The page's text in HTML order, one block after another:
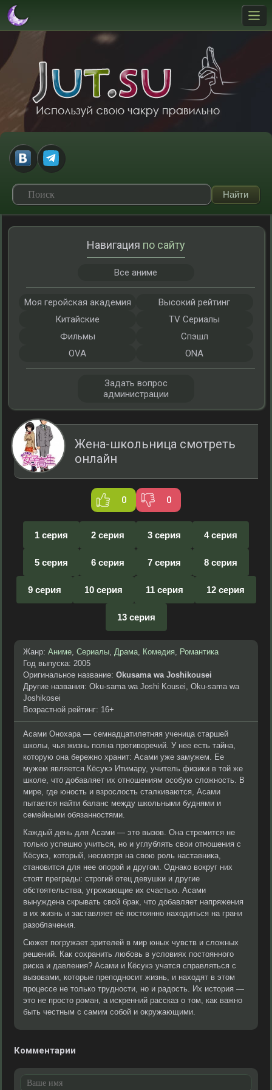
Жена-школьница смотреть
онлайн
0 0
1 серия 2 серия 3 серия 4 серия
5 серия 6 серия 7 серия 8 серия
9 серия 10 серия 11 серия 12 серия
13 серия
Жанр: Аниме, Сериалы, Драма, Комедия, Романтика
Год выпуска: 2005
Оригинальное название: Okusama wa Joshikousei
Другие названия: Oku-sama wa Joshi Kousei, Oku-sama wa
Joshikosei
Возрастной рейтинг: 16+
Асами Онохара — семнадцатилетняя ученица старшей
школы, чья жизнь полна противоречий. У нее есть тайна,
которую она бережно хранит: Асами уже замужем. Ее
мужем является Кёсукэ Итимару, учитель физики в той же
школе, что добавляет их отношениям особую сложность. В
мире, где юность и взрослость сталкиваются, Асами
пытается найти баланс между школьными буднями и
семейными обязанностями.
Каждый день для Асами — это вызов. Она стремится не
только успешно учиться, но и углублять свои отношения с
Кёсукэ, который, несмотря на свою роль наставника,
становится для нее опорой и другом. Однако вокруг них
стоят преграды: строгий отец девушки и другие
обстоятельства, угрожающие их счастью. Асами
вынуждена скрывать свой брак, что добавляет напряжения
в их жизнь и заставляет её постоянно находиться на грани
разоблачения.
Сюжет погружает зрителей в мир юных чувств и сложных
решений. Как сохранить любовь в условиях постоянного
риска и давления? Асами и Кёсукэ учатся справляться с
вызовами, которые преподносит жизнь, и находят в этом
процессе не только трудности, но и радость. Их история —
это не просто роман, а искренний рассказ о том, как важно
быть честным с самим собой и окружающими.
Комментарии
Навигация по сайту
Все аниме
Моя геройская академия
Высокий рейтинг
Китайские
TV Сериалы
Фильмы
Спэшл
OVA
ONA
Задать вопрос
администрации